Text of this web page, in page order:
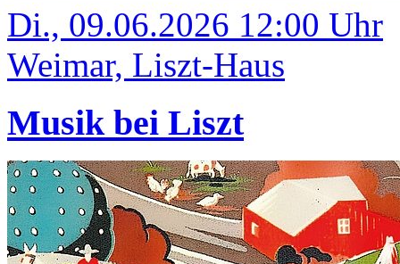
Di., 09.06.2026 12:00 Uhr
Weimar, Liszt-Haus
Musik bei Liszt